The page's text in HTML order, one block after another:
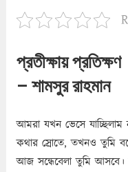
প্রতীক্ষায় প্রতিক্ষণ
– শামসুর রাহমান
আমরা যখন ভেসে যাচ্ছিলাম
কথার স্রোতে, তখনও তুমি
আজ সন্ধেবেলা তুমি